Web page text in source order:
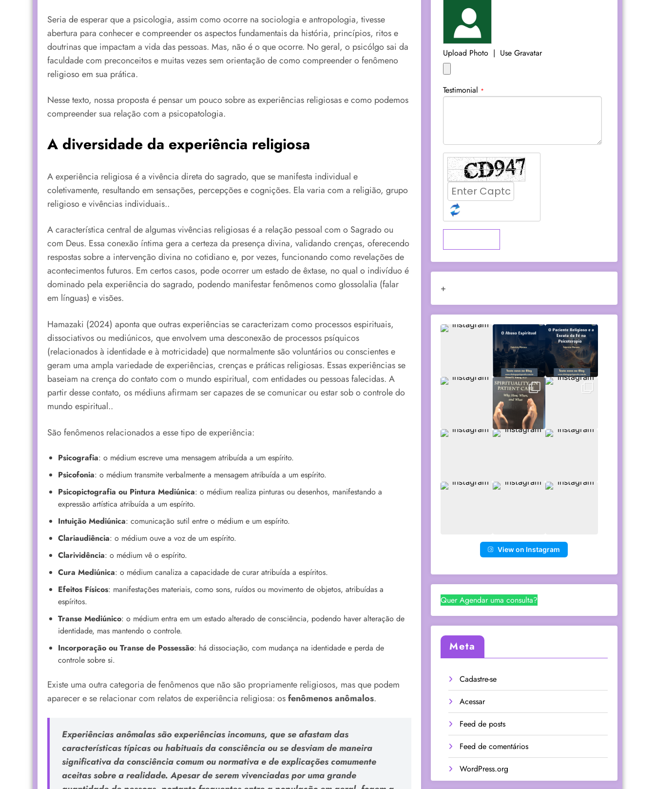
Seria de esperar que a psicologia, assim como ocorre na sociologia e antropologia, tivesse
abertura para conhecer e compreender os aspectos fundamentais da história, princípios, ritos e
doutrinas que impactam a vida das pessoas. Mas, não é o que ocorre. No geral, o psicólgo sai da
faculdade com preconceitos e muitas vezes sem orientação de como compreender o fenômeno
religioso em sua prática.
Nesse texto, nossa proposta é pensar um pouco sobre as experiências religiosas e como podemos
compreender sua relação com a psicopatologia.
A diversidade da experiência religiosa
A experiência religiosa é a vivência direta do sagrado, que se manifesta individual e
coletivamente, resultando em sensações, percepções e cognições. Ela varia com a religião, grupo
religioso e vivências individuais..
A característica central de algumas vivências religiosas é a relação pessoal com o Sagrado ou
com Deus. Essa conexão íntima gera a certeza da presença divina, validando crenças, oferecendo
respostas sobre a intervenção divina no cotidiano e, por vezes, funcionando como revelações de
acontecimentos futuros. Em certos casos, pode ocorrer um estado de êxtase, no qual o indivíduo é
dominado pela experiência do sagrado, podendo manifestar fenômenos como glossolalia (falar
em línguas) e visões.
Hamazaki (2024) aponta que outras experiências se caracterizam como processos espirituais,
dissociativos ou mediúnicos, que envolvem uma desconexão de processos psíquicos
(relacionados à identidade e à motricidade) que normalmente são voluntários ou conscientes e
geram uma ampla variedade de experiências, crenças e práticas religiosas. Essas experiências se
baseiam na crença do contato com o mundo espiritual, com entidades ou pessoas falecidas. A
partir desse contato, os médiuns afirmam ser capazes de se comunicar ou estar sob o controle do
mundo espiritual..
São fenômenos relacionados a esse tipo de experiência:
Psicografia: o médium escreve uma mensagem atribuída a um espírito.
Psicofonia: o médium transmite verbalmente a mensagem atribuída a um espírito.
Psicopictografia ou Pintura Mediúnica: o médium realiza pinturas ou desenhos, manifestando a
expressão artística atribuída a um espírito.
Intuição Mediúnica: comunicação sutil entre o médium e um espírito.
Clariaudiência: o médium ouve a voz de um espírito.
Clarividência: o médium vê o espírito.
Cura Mediúnica: o médium canaliza a capacidade de curar atribuída a espíritos.
Efeitos Físicos: manifestações materiais, como sons, ruídos ou movimento de objetos, atribuídas a
espíritos.
Transe Mediúnico: o médium entra em um estado alterado de consciência, podendo haver alteração de
identidade, mas mantendo o controle.
Incorporação ou Transe de Possessão: há dissociação, com mudança na identidade e perda de
controle sobre si.
Existe uma outra categoria de fenômenos que não são propriamente religiosos, mas que podem
aparecer e se relacionar com relatos de experiência religiosa: osfenômenos anômalos.
Experiências anômalas são experiências incomuns, que se afastam das
características típicas ou habituais da consciência ou se desviam de maneira
significativa da consciência comum ou normativa e de explicações comumente
aceitas sobre a realidade. Apesar de serem vivenciadas por uma grande
Upload Photo | Use Gravatar
Testimonial *
+
View on Instagram
Quer Agendar uma consulta?
Meta
Cadastre-se
Acessar
Feed de posts
Feed de comentários
WordPress.org